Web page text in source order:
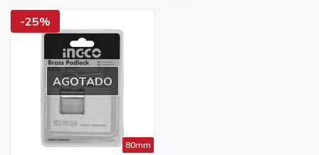
-25%
AGOTADO
80mm